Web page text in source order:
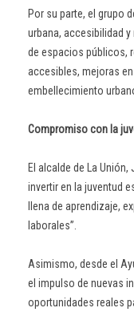
Por su parte, el grupo
urbana, accesibilidad
de espacios públicos,
accesibles, mejoras
embellecimiento
Compromiso con la
El alcalde de La
invertir en la juventud
llena de aprendizaje,
laborales”.
Asimismo, desde el
el impulso de nuevas
oportunidades reales